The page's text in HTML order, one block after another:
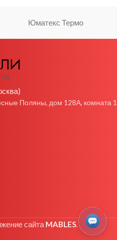
Юматекс Термо
Поляны, дом 128А, комната 1
сайтаMABLES.